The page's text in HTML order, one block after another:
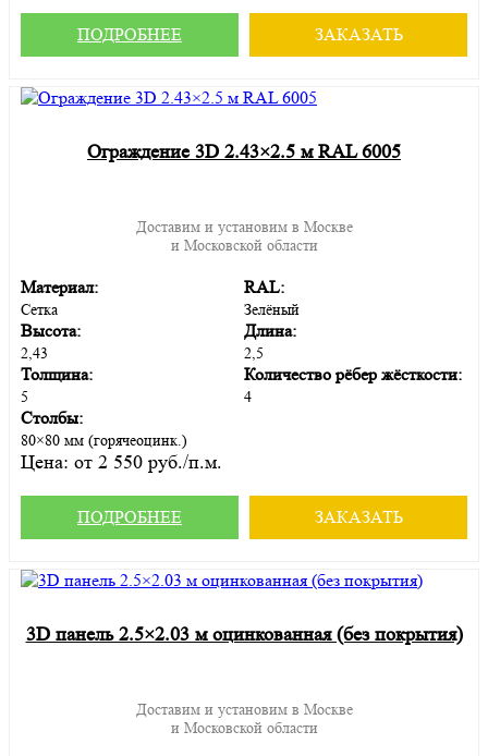
ПОДРОБНЕЕ ЗАКАЗАТЬ
Ограждение 3D 2.43×2.5 м RAL 6005
Доставим и установим в Москве
и Московской области
Материал:
Сетка
RAL:
Зелёный
Высота:
2,43
Длина:
2,5
Толщина:
5
Количество рёбер жёсткости:
4
Столбы:
80×80 мм (горячеоцинк.)
Цена: от 2 550 руб./п.м.
ПОДРОБНЕЕ ЗАКАЗАТЬ
3D панель 2.5×2.03 м оцинкованная (без покрытия)
Доставим и установим в Москве
и Московской области